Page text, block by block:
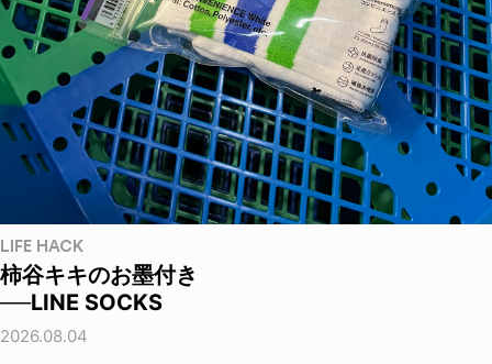
LIFE HACK
柿谷キキのお墨付き
──LINE SOCKS
2026.08.04